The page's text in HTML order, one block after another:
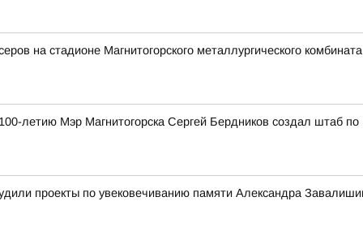
на стадионе Магнитогорского металлургического комбината
летию Мэр Магнитогорска Сергей Бердников создал штаб
проекты по увековечиванию памяти Александра